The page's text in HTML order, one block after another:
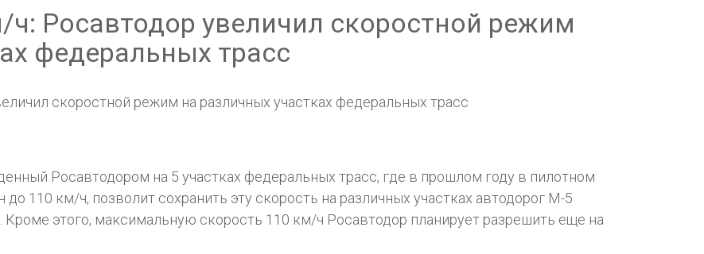
Росавтодор увеличил скоростной режим
федеральных трасс
Росавтодором на 5 участках федеральных трасс, где в прошлом году в пилотном
110 км/ч, позволит сохранить эту скорость на различных участках автодорог М-5
Кроме этого, максимальную скорость 110 км/ч Росавтодор планирует разрешить еще на